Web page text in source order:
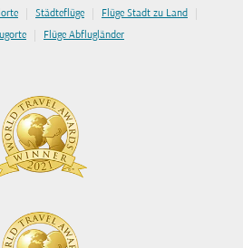
| Städteflüge | Flüge Stadt zu Land |
| Flüge Abflugländer